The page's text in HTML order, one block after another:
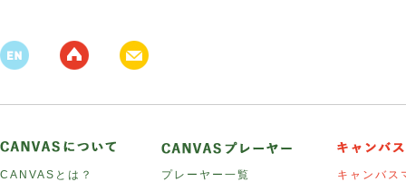
CANVASとは？
プレーヤー一覧
キャンバス